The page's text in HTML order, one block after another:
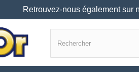
Retrouvez-nous également sur